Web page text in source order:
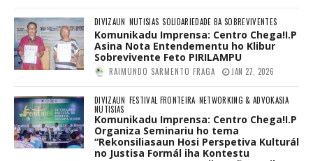
DIVIZAUN NUTISIAS SOLIDARIEDADE BA SOBREVIVENTES
Komunikadu Imprensa: Centro Chega!I.P
Asina Nota Entendementu ho Klibur
Sobrevivente Feto PIRILAMPU
RAIMUNDO SARMENTO FRAGA JAN 27, 2026
DIVIZAUN FESTIVAL FRONTEIRA NETWORKING & ADVOKASIA
NUTISIAS
Komunikadu Imprensa: Centro Chega!I.P
Organiza Seminariu ho tema
“Rekonsiliasaun Hosi Perspetiva Kulturál
no Justisa Formál iha Kontestu